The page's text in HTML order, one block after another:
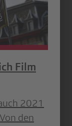
Film
2021
den